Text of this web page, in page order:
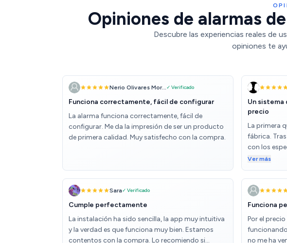
Opiniones de alarmas
Descubre las experiencias reales de
opiniones te
Nerio Olivares Mor...✓ Verificado
Funciona correctamente, fácil de configurar
La alarma funciona correctamente, fácil de
configurar. Me da la impresión de ser un producto
de primera calidad. Muy satisfecho con la compra.
Un sistema
precio
La primera
fábrica.
con los
problema a
reemplazo y
ningún
ningún Ring
archivos de
con sensor
Ver más
Sara✓ Verificado
Cumple perfectamente
La instalación ha sido sencilla, la app muy intuitiva
y la verdad es que funciona muy bien. Estamos
contentos con la compra. Lo recomiendo si
Funciona
Por el
no me ha